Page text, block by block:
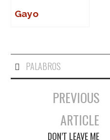
Gayo
PALABROS
Navegación de
PREVIOUS
ARTICLE
DON’T LEAVE ME